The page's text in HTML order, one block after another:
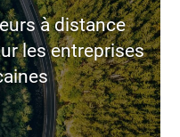
logiciels
restent
toujours
plus
à distance
les entreprises